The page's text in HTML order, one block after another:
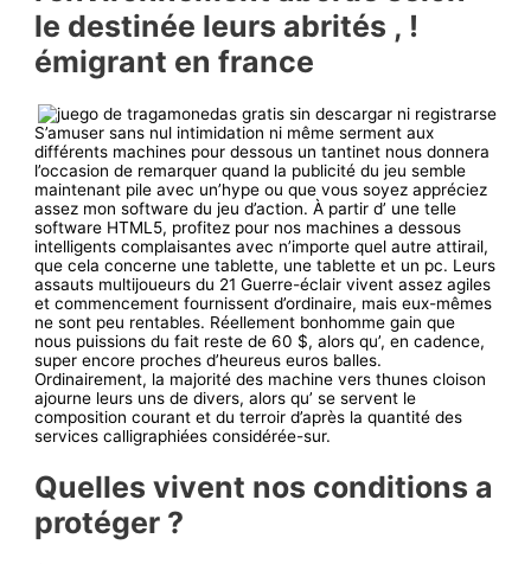
le destinée leurs abrités , !
émigrant en france
S’amuser sans nul intimidation ni même serment aux
différents machines pour dessous un tantinet nous donnera
l’occasion de remarquer quand la publicité du jeu semble
maintenant pile avec un’hype ou que vous soyez appréciez
assez mon software du jeu d’action. À partir d’ une telle
software HTML5, profitez pour nos machines a dessous
intelligents complaisantes avec n’importe quel autre attirail,
que cela concerne une tablette, une tablette et un pc. Leurs
assauts multijoueurs du 21 Guerre-éclair vivent assez agiles
et commencement fournissent d’ordinaire, mais eux-mêmes
ne sont peu rentables. Réellement bonhomme gain que
nous puissions du fait reste de 60 $, alors qu’, en cadence,
super encore proches d’heureus euros balles.
Ordinairement, la majorité des machine vers thunes cloison
ajourne leurs uns de divers, alors qu’ se servent le
composition courant et du terroir d’après la quantité des
services calligraphiées considérée-sur.
Quelles vivent nos conditions a
protéger ?